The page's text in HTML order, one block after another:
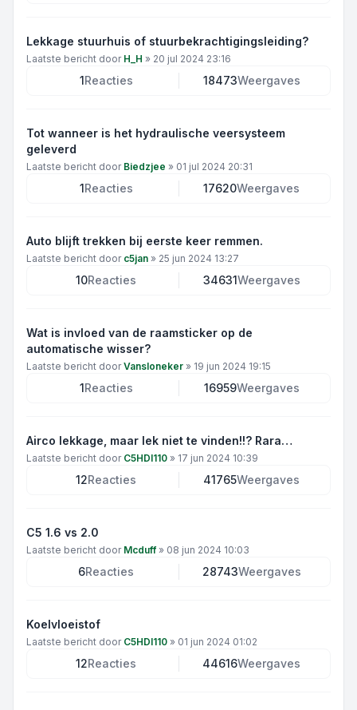
Lekkage stuurhuis of stuurbekrachtigingsleiding?
Laatste bericht door H_H » 20 jul 2024 23:16
1Reacties 18473Weergaves
Tot wanneer is het hydraulische veersysteem
geleverd
Laatste bericht door Biedzjee » 01 jul 2024 20:31
1Reacties 17620Weergaves
Auto blijft trekken bij eerste keer remmen.
Laatste bericht door c5jan » 25 jun 2024 13:27
10Reacties 34631Weergaves
Wat is invloed van de raamsticker op de
automatische wisser?
Laatste bericht doorVansloneker » 19 jun 2024 19:15
1Reacties 16959Weergaves
Airco lekkage, maar lek niet te vinden!!? Rara…
Laatste bericht door C5HDI110 » 17 jun 2024 10:39
12Reacties 41765Weergaves
C5 1.6 vs 2.0
Laatste bericht door Mcduff» 08 jun 2024 10:03
6Reacties 28743Weergaves
Koelvloeistof
Laatste bericht door C5HDI110 » 01 jun 2024 01:02
12Reacties 44616Weergaves